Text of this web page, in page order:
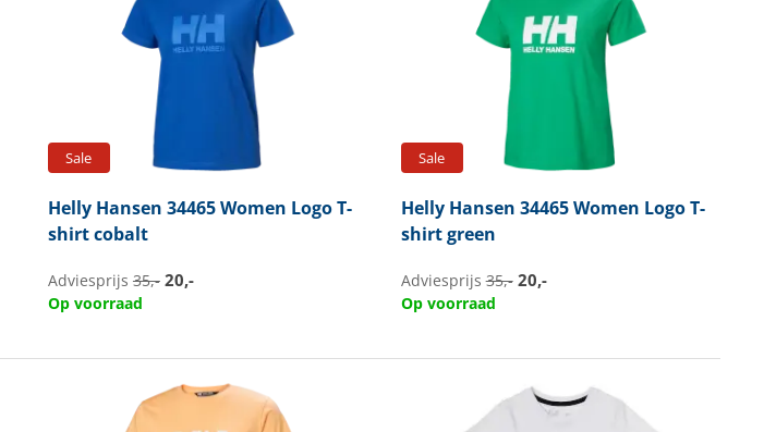
Sale
Helly Hansen 34465 Women Logo T-
shirt cobalt
Adviesprijs 35,- 20,-
Op voorraad
Sale
Helly Hansen 34465 Women Logo T-
shirt green
Adviesprijs35,- 20,-
Op voorraad